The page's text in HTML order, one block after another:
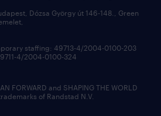
Dózsa György út 146-148., Green
staffing: 49713-4/2004-0100-203
4/2004-0100-324
FORWARD and SHAPING THE WORLD
of Randstad N.V.